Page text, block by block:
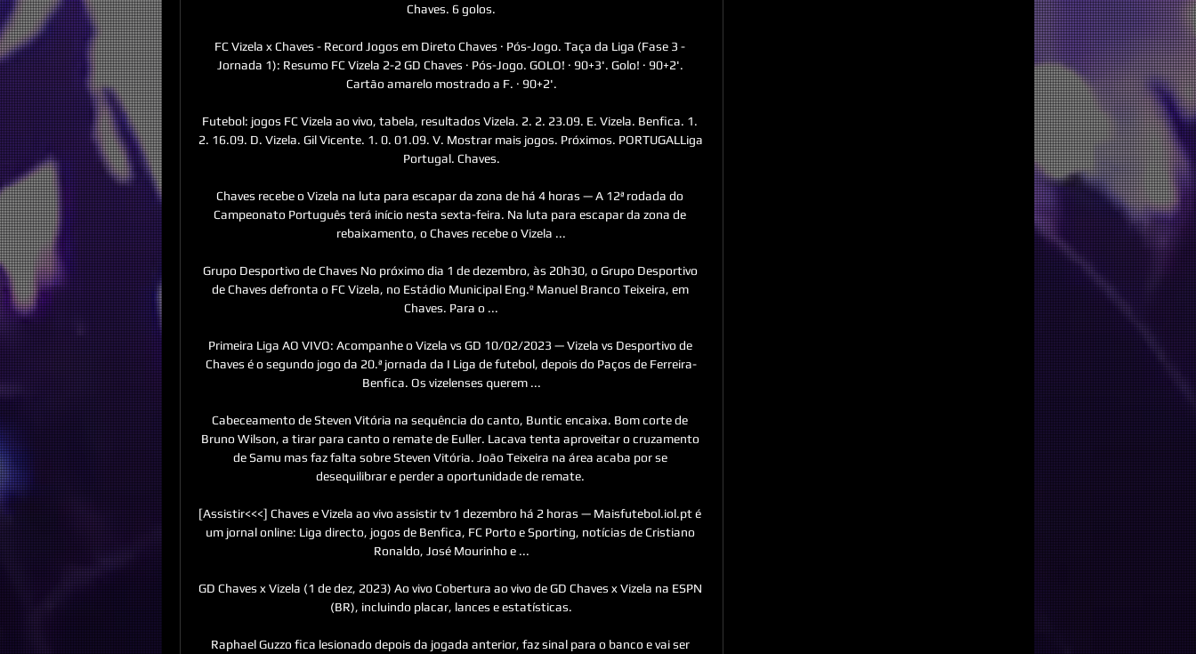
Chaves. 6 golos.
FC Vizela x Chaves - Record Jogos em Direto Chaves · Pós-Jogo. Taça da Liga (Fase 3 -
Jornada 1): Resumo FC Vizela 2-2 GD Chaves · Pós-Jogo. GOLO! · 90+3'. Golo! · 90+2'.
Cartão amarelo mostrado a F. · 90+2'.
Futebol: jogos FC Vizela ao vivo, tabela, resultados Vizela. 2. 2. 23.09. E. Vizela. Benfica. 1.
2. 16.09. D. Vizela. Gil Vicente. 1. 0. 01.09. V. Mostrar mais jogos. Próximos. PORTUGALLiga
Portugal. Chaves.
Chaves recebe o Vizela na luta para escapar da zona de há 4 horas — A 12ª rodada do
Campeonato Português terá início nesta sexta-feira. Na luta para escapar da zona de
rebaixamento, o Chaves recebe o Vizela ...
Grupo Desportivo de Chaves No próximo dia 1 de dezembro, às 20h30, o Grupo Desportivo
de Chaves defronta o FC Vizela, no Estádio Municipal Eng.º Manuel Branco Teixeira, em
Chaves. Para o ...
Primeira Liga AO VIVO: Acompanhe o Vizela vs GD 10/02/2023 — Vizela vs Desportivo de
Chaves é o segundo jogo da 20.ª jornada da I Liga de futebol, depois do Paços de Ferreira-
Benfica. Os vizelenses querem ...
Cabeceamento de Steven Vitória na sequência do canto, Buntic encaixa. Bom corte de
Bruno Wilson, a tirar para canto o remate de Euller. Lacava tenta aproveitar o cruzamento
de Samu mas faz falta sobre Steven Vitória. João Teixeira na área acaba por se
desequilibrar e perder a oportunidade de remate.
[Assistir<<<] Chaves e Vizela ao vivo assistir tv 1 dezembro há 2 horas — Maisfutebol.iol.pt é
um jornal online: Liga directo, jogos de Benfica, FC Porto e Sporting, notícias de Cristiano
Ronaldo, José Mourinho e ...
GD Chaves x Vizela (1 de dez, 2023) Ao vivo Cobertura ao vivo de GD Chaves x Vizela na ESPN
(BR), incluindo placar, lances e estatísticas.
Raphael Guzzo fica lesionado depois da jogada anterior, faz sinal para o banco e vai ser